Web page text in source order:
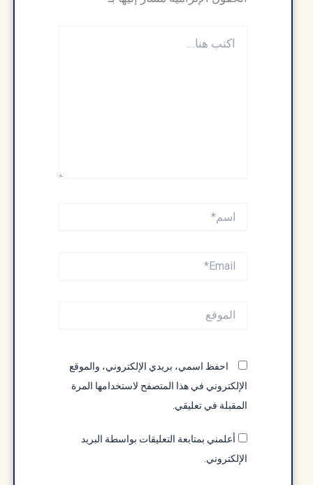
احفظ اسمي، بريدي الإلكتروني، والموقع
الإلكتروني في هذا المتصفح لاستخدامها المرة
المقبلة في تعليقي.
أعلمني بمتابعة التعليقات بواسطة البريد
الإلكتروني.